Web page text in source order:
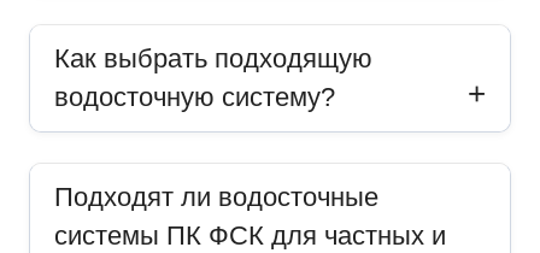
Как выбрать подходящую
водосточную систему?
Подходят ли водосточные
системы ПК ФСК для частных и